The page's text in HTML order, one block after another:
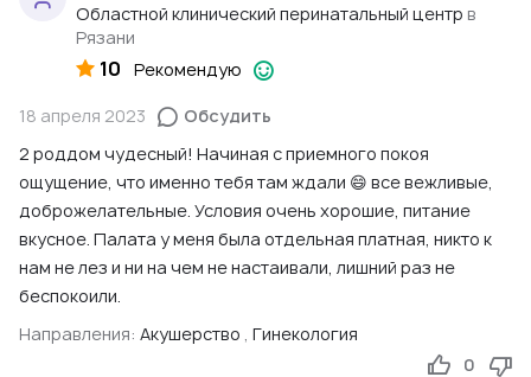
Областной клинический перинатальный центр в
Рязани
10 Рекомендую
18 апреля 2023
Обсудить
2 роддом чудесный! Начиная с приемного покоя
ощущение, что именно тебя там ждали 😄 все вежливые,
доброжелательные. Условия очень хорошие, питание
вкусное. Палата у меня была отдельная платная, никто к
нам не лез и ни на чем не настаивали, лишний раз не
беспокоили.
Направления: Акушерство , Гинекология
0